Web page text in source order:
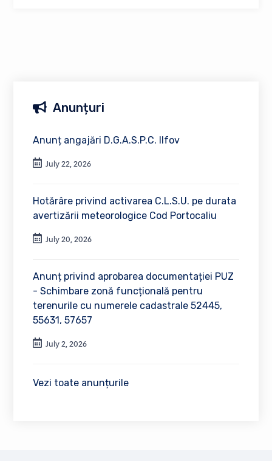
Anunțuri
Anunț angajări D.G.A.S.P.C. Ilfov
July 22, 2026
Hotărâre privind activarea C.L.S.U. pe durata
avertizării meteorologice Cod Portocaliu
July 20, 2026
Anunț privind aprobarea documentației PUZ
- Schimbare zonă funcțională pentru
terenurile cu numerele cadastrale 52445,
55631, 57657
July 2, 2026
Vezi toate anunțurile